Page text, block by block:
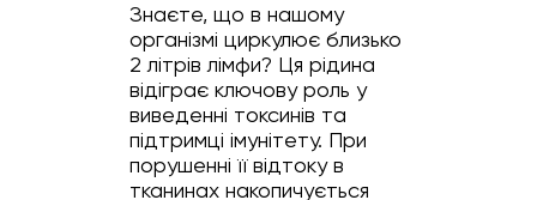
Знаєте, що в нашому
організмі циркулює близько
2 літрів лімфи? Ця рідина
відіграє ключову роль у
виведенні токсинів та
підтримці імунітету. При
порушенні її відтоку в
тканинах накопичується